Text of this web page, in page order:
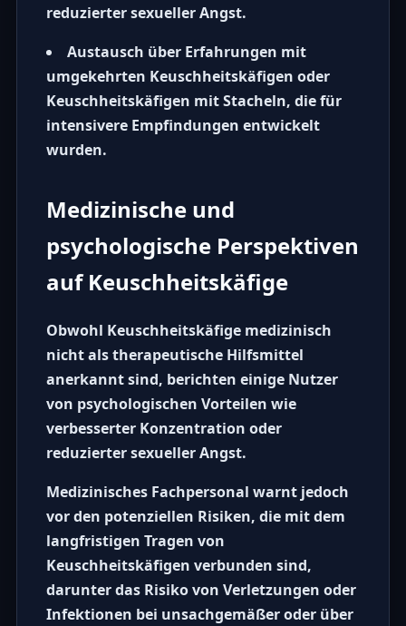
reduzierter sexueller Angst.
Austausch über Erfahrungen mit
umgekehrten Keuschheitskäfigen oder
Keuschheitskäfigen mit Stacheln, die für
intensivere Empfindungen entwickelt
wurden.
Medizinische und
psychologische Perspektiven
auf Keuschheitskäfige
Obwohl Keuschheitskäfigemedizinisch
nicht als therapeutische Hilfsmittel
anerkannt sind, berichten einige Nutzer
von psychologischen Vorteilen wie
verbesserter Konzentration oder
reduzierter sexueller Angst.
Medizinisches Fachpersonal warnt jedoch
vor den potenziellen Risiken, die mit dem
langfristigen Tragen von
Keuschheitskäfigen verbunden sind,
darunter das Risiko von Verletzungen oder
Infektionen bei unsachgemäßer oder über